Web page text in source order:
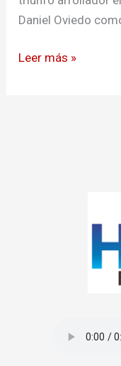
Daniel Oviedo
Leer más »